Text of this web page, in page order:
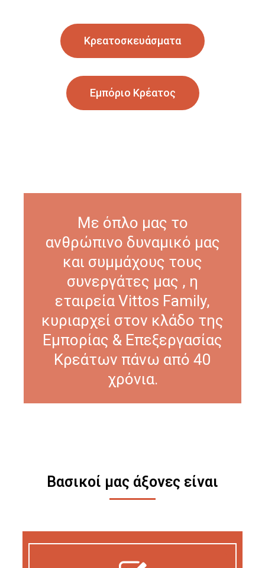
Κρεατοσκευάσματα
Εμπόριο Κρέατος
Με όπλο μας το
ανθρώπινο δυναμικό μας
και συμμάχους τους
συνεργάτες μας , η
εταιρεία Vittos Family,
κυριαρχεί στον κλάδο της
Εμπορίας & Επεξεργασίας
Κρεάτων πάνω από 40
χρόνια.
Βασικοί μας άξονες είναι